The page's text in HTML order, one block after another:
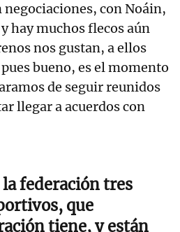
negociaciones, con Noáin,
hay muchos flecos aún
nos gustan, a ellos
bueno, es el momento
de seguir reunidos
llegar a acuerdos con
federación tres
que
tiene, y están